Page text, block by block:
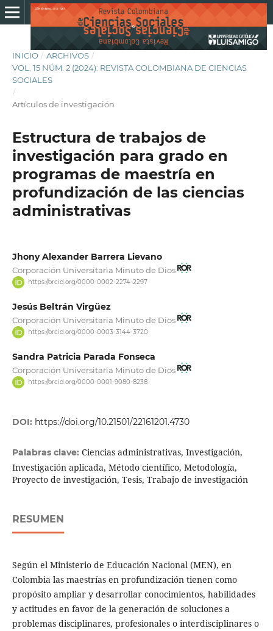
INICIO / ARCHIVOS /
VOL. 15 NÚM. 2 (2024): REVISTA COLOMBIANA DE CIENCIAS
SOCIALES
/
Artículos de investigación
Estructura de trabajos de
investigación para grado en
programas de maestría en
profundización de las ciencias
administrativas
Jhony Alexander Barrera Lievano
Corporación Universitaria Minuto de Dios
https://orcid.org/0000-0002-2274-2297
Jesús Beltrán Virgüez
Corporación Universitaria Minuto de Dios
https://orcid.org/0000-0003-3144-3720
Sandra Patricia Parada Fonseca
Corporación Universitaria Minuto de Dios
https://orcid.org/0000-0001-9080-8238
DOI: https://doi.org/10.21501/22161201.4730
Palabras clave: Ciencias administrativas, Investigación,
Investigación aplicada, Método científico, Metodología,
Proyecto de investigación, Tesis, Trabajo de investigación
RESUMEN
Según el Ministerio de Educación Nacional (MEN), en
Colombia las maestrías en profundización tienen como
propósito ampliar y desarrollar conocimientos, habilidades
y actitudes en favor de la generación de soluciones a
problemas disciplinares, profesionales o interdisciplinares o